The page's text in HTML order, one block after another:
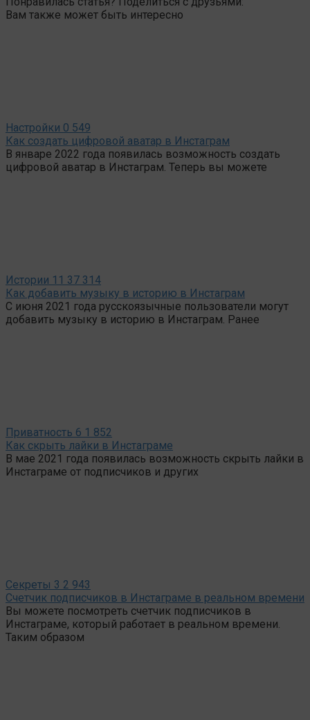
Вам также может быть интересно
Настройки 0 549
Как создать цифровой аватар в Инстаграм
В январе 2022 года появилась возможность создать
цифровой аватар в Инстаграм. Теперь вы можете
Истории 11 37 314
Как добавить музыку в историю в Инстаграм
С июня 2021 года русскоязычные пользователи могут
добавить музыку в историю в Инстаграм. Ранее
Приватность 6 1 852
Как скрыть лайки в Инстаграме
В мае 2021 года появилась возможность скрыть лайки в
Инстаграме от подписчиков и других
Секреты 3 2 943
Счетчик подписчиков в Инстаграме в реальном времени
Вы можете посмотреть счетчик подписчиков в
Инстаграме, который работает в реальном времени.
Таким образом